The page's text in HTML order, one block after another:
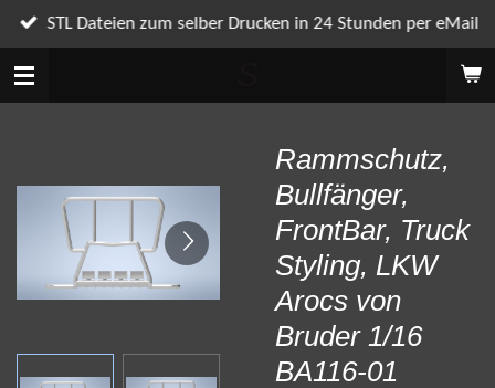
Zum
Hauptinhalt
springen
STL Dateien zum selber Drucken in 24 Stunden per eMail
Rammschutz,
Bullfänger,
FrontBar, Truck
Styling, LKW
Arocs von
Bruder 1/16
BA116-01